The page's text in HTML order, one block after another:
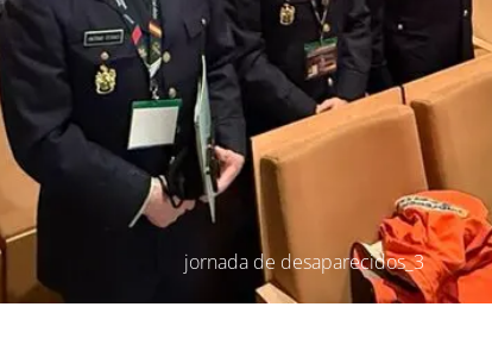
jornada de desaparecidos_3